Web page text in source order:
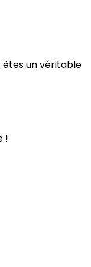
êtes un véritable
!